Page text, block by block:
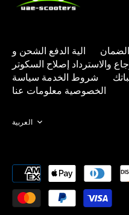
الية الدفع الشحن و
والاسترداد إصلاح السكوتر
شروط الخدمة سياسة
الخصوصية معلومات عنا
Language
العربية